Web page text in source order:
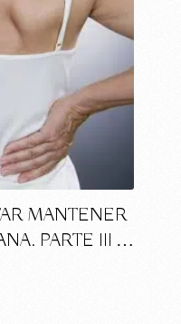
MANTENER
PARTE III …